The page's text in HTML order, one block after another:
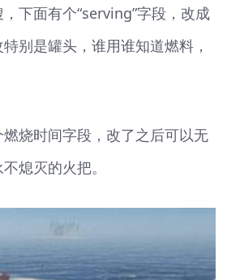
下面有个“serving”字段，改成
别是罐头，谁用谁知道燃料，
烧时间字段，改了之后可以无
熄灭的火把。